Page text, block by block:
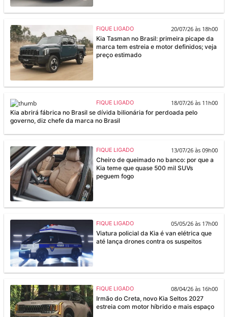
FIQUE LIGADO
20/07/26 às 18h00
Kia Tasman no Brasil: primeira picape da
marca tem estreia e motor definidos; veja
preço estimado
FIQUE LIGADO
18/07/26 às 11h00
Kia abrirá fábrica no Brasil se dívida bilionária for perdoada pelo
governo, diz chefe da marca no Brasil
FIQUE LIGADO
13/07/26 às 09h00
Cheiro de queimado no banco: por que a
Kia teme que quase 500 mil SUVs
peguem fogo
FIQUE LIGADO
05/05/26 às 17h00
Viatura policial da Kia é van elétrica que
até lança drones contra os suspeitos
FIQUE LIGADO
08/04/26 às 16h00
Irmão do Creta, novo Kia Seltos 2027
estreia com motor híbrido e mais espaço